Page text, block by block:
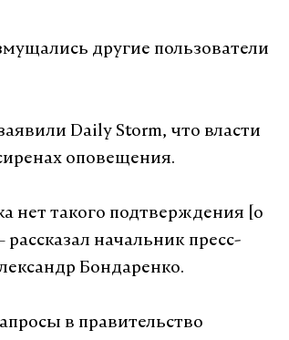
другие пользователи
Daily Storm, что власти
оповещения.
нет такого подтверждения [о
начальник пресс-
Бондаренко.
в правительство